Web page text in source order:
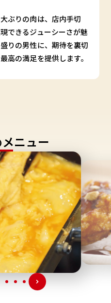
ぶりの肉は、店内手切
できるジューシーさが魅
りの男性に、期待を裏切
高の満足を提供します。
ニュー